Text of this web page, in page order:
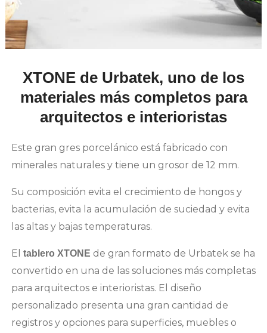
XTONE de Urbatek, uno de los
materiales más completos para
arquitectos e interioristas
Este gran gres porcelánico está fabricado con
minerales naturales y tiene un grosor de 12 mm.
Su composición evita el crecimiento de hongos y
bacterias, evita la acumulación de suciedad y evita
las altas y bajas temperaturas.
El tablero XTONE de gran formato de Urbatek se ha
convertido en una de las soluciones más completas
para arquitectos e interioristas. El diseño
personalizado presenta una gran cantidad de
registros y opciones para superficies, muebles o